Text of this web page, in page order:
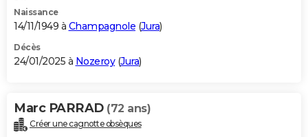
Naissance
14/11/1949 à Champagnole (Jura)
Décès
24/01/2025 à Nozeroy(Jura)
Marc PARRAD (72 ans)
Créer une cagnotte obsèques